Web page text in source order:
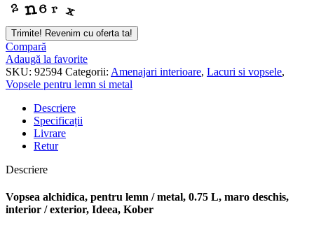
Trimite! Revenim cu oferta ta!
Company
Name*
Compară
Adaugă la favorite
SKU: 92594 Categorii: Amenajari interioare, Lacuri si vopsele,
Vopsele pentru lemn si metal
Descriere
Specificații
Livrare
Retur
Descriere
Vopsea alchidica, pentru lemn / metal, 0.75 L, maro deschis,
interior / exterior, Ideea, Kober